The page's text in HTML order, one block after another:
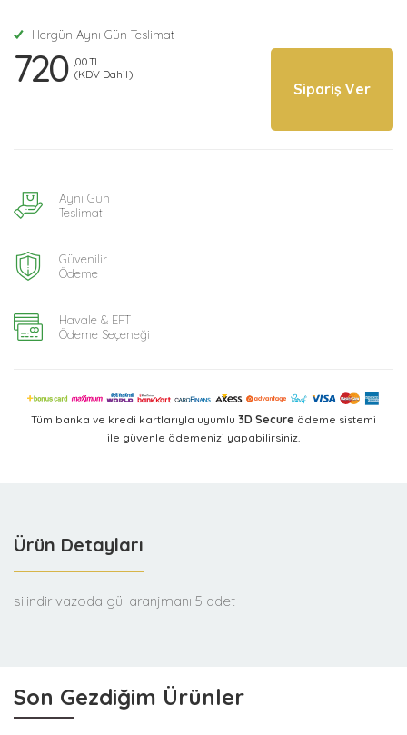
Hergün Aynı Gün Teslimat
720 ,00 TL
(KDV Dahil)
Sipariş Ver
Aynı Gün
Teslimat
Güvenilir
Ödeme
Havale & EFT
Ödeme Seçeneği
Tüm banka ve kredi kartlarıyla uyumlu 3D Secure ödeme sistemi
ile güvenle ödemenizi yapabilirsiniz.
Ürün Detayları
silindir vazoda gül aranjmanı 5 adet
Son Gezdiğim Ürünler